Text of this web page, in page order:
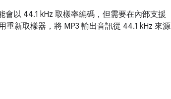
以 44.1 kHz 取樣率編碼，但需要在內部支援
新取樣器，將 MP3 輸出音訊從 44.1 kHz 來源